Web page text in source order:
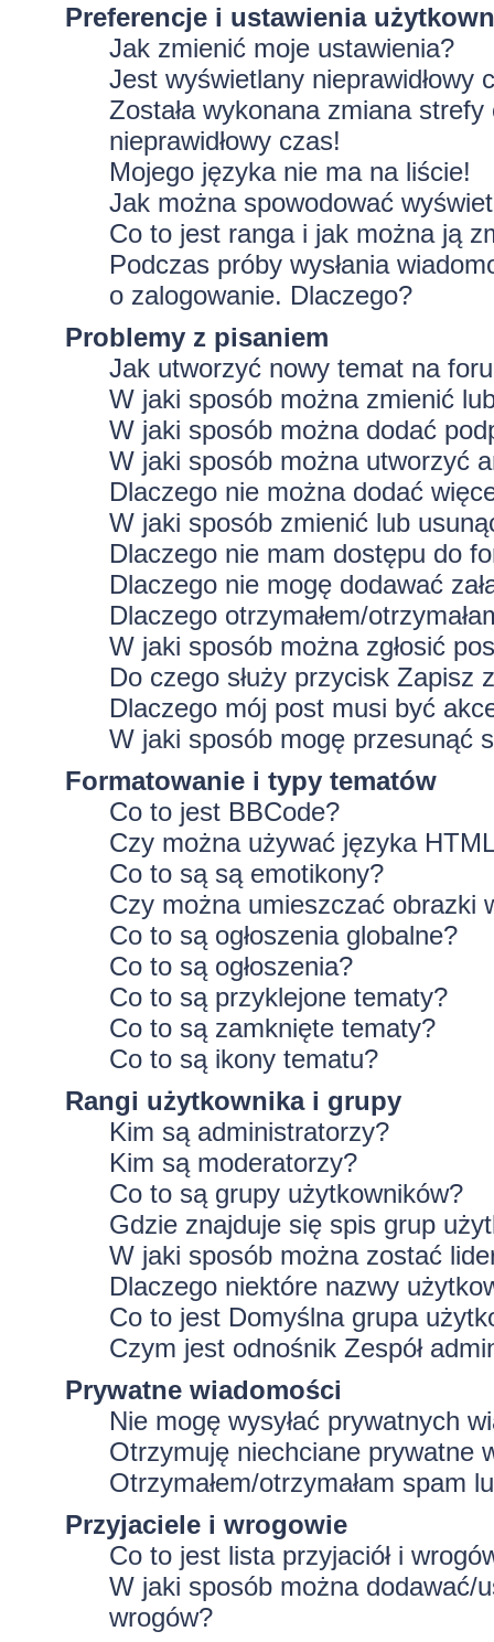
Preferencje i ustawienia
Jak zmienić moje ustawienia?
Jest wyświetlany nieprawidłowy
Została wykonana zmiana
nieprawidłowy czas!
Mojego języka nie ma na liście!
Jak można spowodować
Co to jest ranga i jak można ją
Podczas próby wysłania
o zalogowanie. Dlaczego?
Problemy z pisaniem
Jak utworzyć nowy temat na
W jaki sposób można zmienić
W jaki sposób można dodać
W jaki sposób można utworzyć
Dlaczego nie można dodać
W jaki sposób zmienić lub
Dlaczego nie mam dostępu do
Dlaczego nie mogę dodawać
Dlaczego otrzymałem/
W jaki sposób można zgłosić
Do czego służy przycisk Zapisz
Dlaczego mój post musi być
W jaki sposób mogę przesunąć
Formatowanie i typy tematów
Co to jest BBCode?
Czy można używać języka
Co to są są emotikony?
Czy można umieszczać obrazki
Co to są ogłoszenia globalne?
Co to są ogłoszenia?
Co to są przyklejone tematy?
Co to są zamknięte tematy?
Co to są ikony tematu?
Rangi użytkownika i grupy
Kim są administratorzy?
Kim są moderatorzy?
Co to są grupy użytkowników?
Gdzie znajduje się spis grup
W jaki sposób można zostać
Dlaczego niektóre nazwy
Co to jest Domyślna grupa
Czym jest odnośnik Zespół
Prywatne wiadomości
Nie mogę wysyłać prywatnych
Otrzymuję niechciane prywatne
Otrzymałem/otrzymałam spam
Przyjaciele i wrogowie
Co to jest lista przyjaciół i
W jaki sposób można dodawać/
wrogów?